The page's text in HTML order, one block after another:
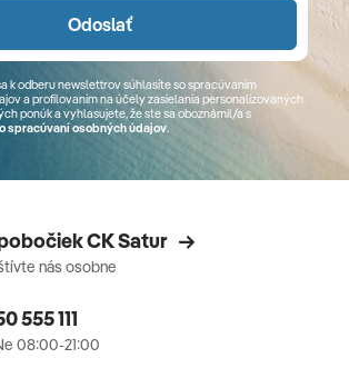
Odoslať
k odberu newslettrov súhlasíte so spracúvaním
a profilovaním na účely zasielania personalizovaných
ponúk a vyhlasujete, že ste sa oboznámil/a s
spracúvaní osobných údajov.
CK Satur
nás osobne
555 111
08:00-21:00